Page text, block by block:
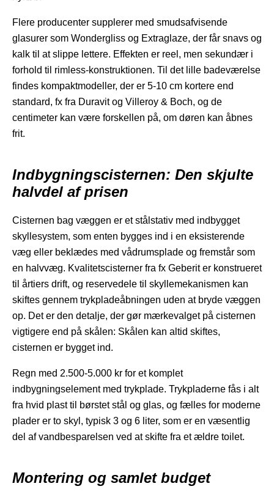
Flere producenter supplerer med smudsafvisende
glasurer som Wondergliss og Extraglaze, der får snavs og
kalk til at slippe lettere. Effekten er reel, men sekundær i
forhold til rimless-konstruktionen. Til det lille badeværelse
findes kompaktmodeller, der er 5-10 cm kortere end
standard, fx fra Duravit og Villeroy & Boch, og de
centimeter kan være forskellen på, om døren kan åbnes
frit.
Indbygningscisternen: Den skjulte
halvdel af prisen
Cisternen bag væggen er et stålstativ med indbygget
skyllesystem, som enten bygges ind i en eksisterende
væg eller beklædes med vådrumsplade og fremstår som
en halvvæg. Kvalitetscisterner fra fx Geberit er konstrueret
til årtiers drift, og reservedele til skyllemekanismen kan
skiftes gennem trykpladeåbningen uden at bryde væggen
op. Det er den detalje, der gør mærkevalget på cisternen
vigtigere end på skålen: Skålen kan altid skiftes,
cisternen er bygget ind.
Regn med 2.500-5.000 kr for et komplet
indbygningselement med trykplade. Trykpladerne fås i alt
fra hvid plast til børstet stål og glas, og fælles for moderne
plader er to skyl, typisk 3 og 6 liter, som er en væsentlig
del af vandbesparelsen ved at skifte fra et ældre toilet.
Montering og samlet budget